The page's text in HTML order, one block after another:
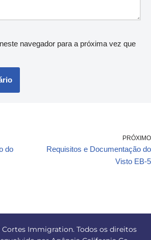
navegador para a próxima vez que
do
PRÓXIMO
Requisitos e Documentação do
Visto EB-5
Immigration. Todos os direitos